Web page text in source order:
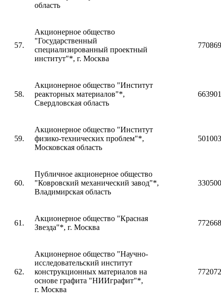
область
57.
Акционерное общество
"Государственный
специализированный проектный
институт"*, г. Москва
58.
Акционерное общество "Институт
реакторных материалов"*,
Свердловская область
59.
Акционерное общество "Институт
физико-технических проблем"*,
Московская область
60.
Публичное акционерное общество
"Ковровский механический завод"*,
Владимирская область
61.
Акционерное общество "Красная
Звезда"*, г. Москва
62.
Акционерное общество "Научно-
исследовательский институт
конструкционных материалов на
основе графита "НИИграфит"*,
г. Москва